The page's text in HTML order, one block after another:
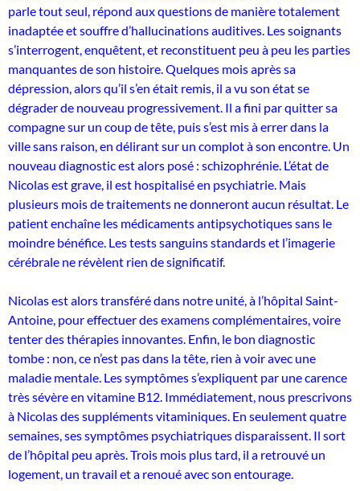
parle tout seul, répond aux questions de manière totalement
inadaptée et souffre d’hallucinations auditives. Les soignants
s’interrogent, enquêtent, et reconstituent peu à peu les parties
manquantes de son histoire. Quelques mois après sa
dépression, alors qu’il s’en était remis, il a vu son état se
dégrader de nouveau progressivement. Il a fini par quitter sa
compagne sur un coup de tête, puis s’est mis à errer dans la
ville sans raison, en délirant sur un complot à son encontre. Un
nouveau diagnostic est alors posé : schizophrénie. L’état de
Nicolas est grave, il est hospitalisé en psychiatrie. Mais
plusieurs mois de traitements ne donneront aucun résultat. Le
patient enchaîne les médicaments antipsychotiques sans le
moindre bénéfice. Les tests sanguins standards et l’imagerie
cérébrale ne révèlent rien de significatif.
Nicolas est alors transféré dans notre unité, à l’hôpital Saint-
Antoine, pour effectuer des examens complémentaires, voire
tenter des thérapies innovantes. Enfin, le bon diagnostic
tombe : non, ce n’est pas dans la tête, rien à voir avec une
maladie mentale. Les symptômes s’expliquent par une carence
très sévère en vitamine B12. Immédiatement, nous prescrivons
à Nicolas des suppléments vitaminiques. En seulement quatre
semaines, ses symptômes psychiatriques disparaissent. Il sort
de l’hôpital peu après. Trois mois plus tard, il a retrouvé un
logement, un travail et a renoué avec son entourage.